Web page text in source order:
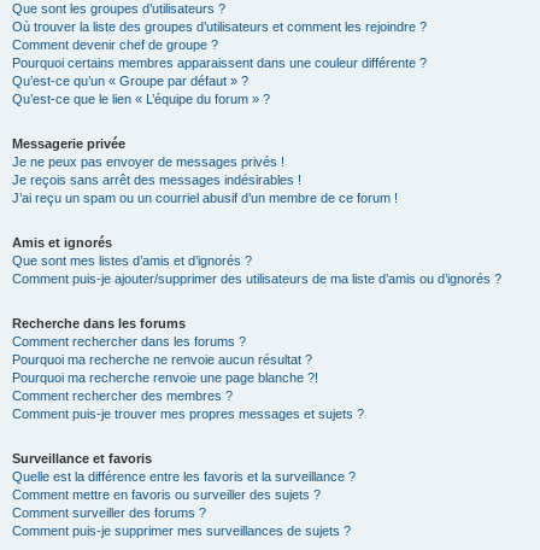
Que sont les groupes d’utilisateurs ?
Où trouver la liste des groupes d’utilisateurs et comment les rejoindre ?
Comment devenir chef de groupe ?
Pourquoi certains membres apparaissent dans une couleur différente ?
Qu’est-ce qu’un « Groupe par défaut » ?
Qu’est-ce que le lien « L’équipe du forum » ?
Messagerie privée
Je ne peux pas envoyer de messages privés !
Je reçois sans arrêt des messages indésirables !
J’ai reçu un spam ou un courriel abusif d’un membre de ce forum !
Amis et ignorés
Que sont mes listes d’amis et d’ignorés ?
Comment puis-je ajouter/supprimer des utilisateurs de ma liste d’amis ou d’ignorés ?
Recherche dans les forums
Comment rechercher dans les forums ?
Pourquoi ma recherche ne renvoie aucun résultat ?
Pourquoi ma recherche renvoie une page blanche ?!
Comment rechercher des membres ?
Comment puis-je trouver mes propres messages et sujets ?
Surveillance et favoris
Quelle est la différence entre les favoris et la surveillance ?
Comment mettre en favoris ou surveiller des sujets ?
Comment surveiller des forums ?
Comment puis-je supprimer mes surveillances de sujets ?